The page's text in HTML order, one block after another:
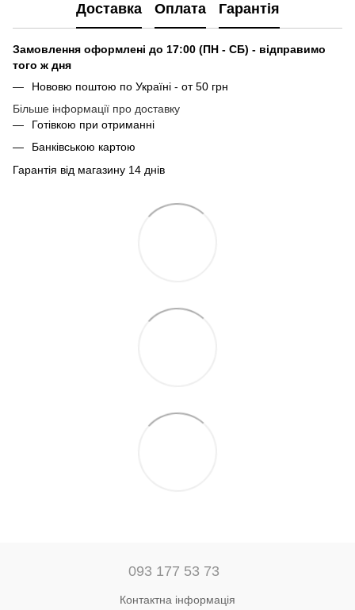
Доставка Оплата Гарантія
Замовлення оформлені до 17:00 (ПН - СБ) - відправимо
того ж дня
Нововю поштою по Україні - от 50 грн
Більше інформації про доставку
Готівкою при отриманні
Банківською картою
Гарантія від магазину 14 днів
093 177 53 73
Контактна інформація